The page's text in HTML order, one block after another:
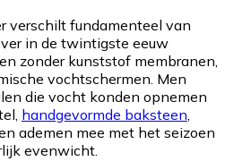
verschilt fundamenteel van
in de twintigste eeuw
zonder kunststof membranen,
vochtschermen. Men
die vocht konden opnemen
handgevormde baksteen,
ademen mee met het seizoen
evenwicht.